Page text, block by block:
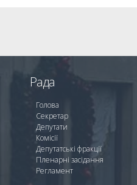
Рада
Голова
Секретар
Депутати
Комісії
Депутатські фракції
Пленарні засідання
Регламент